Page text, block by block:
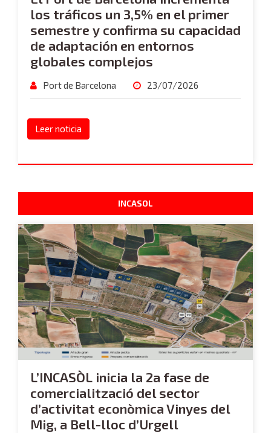
los tráficos un 3,5% en el primer
semestre y confirma su capacidad
de adaptación en entornos
globales complejos
Port de Barcelona 23/07/2026
Leer noticia
INCASOL
L’INCASÒL inicia la 2a fase de
comercialització del sector
d’activitat econòmica Vinyes del
Mig, a Bell-lloc d’Urgell